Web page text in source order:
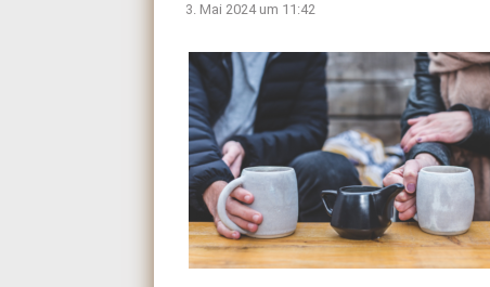
3. Mai 2024 um 11:42